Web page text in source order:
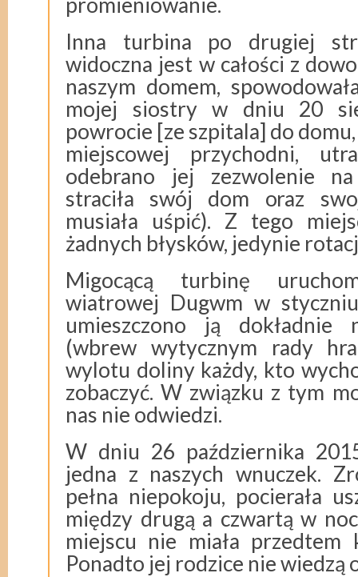
Inna turbina po drugiej
widoczna jest w całości z
naszym domem,
mojej siostry w dniu 20
powrocie [ze szpitala] do
miejscowej przychodni,
odebrano jej zezwolenie
straciła swój dom oraz
musiała uśpić). Z tego
żadnych błysków, jedynie
Migocącą turbinę
wiatrowej Dugwm w
umieszczono ją
(wbrew wytycznym rady
wylotu doliny każdy, kto
zobaczyć. W związku z tym
nas nie odwiedzi.
W dniu 26 października
jedna z naszych wnuczek.
pełna niepokoju, pocierała
między drugą a czwartą w
miejscu nie miała przedtem
Ponadto jej rodzice nie wiedzą